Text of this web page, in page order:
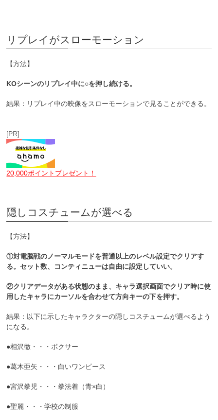
リプレイがスローモーション
【方法】
KOシーンのリプレイ中に○を押し続ける。
結果：リプレイ中の映像をスローモーションで見ることができる。
[PR]
20,000ポイントプレゼント！
隠しコスチュームが選べる
【方法】
①対電脳戦のノーマルモードを普通以上のレベル設定でクリアす
る。セット数、コンティニューは自由に設定していい。
②クリアデータがある状態のまま、キャラ選択画面でクリア時に使
用したキャラにカーソルを合わせて方向キーの下を押す。
結果：以下に示したキャラクターの隠しコスチュームが選べるよう
になる。
●相沢徹・・・ボクサー
●葛木亜矢・・・白いワンピース
●宮沢拳児・・・拳法着（青×白）
●聖麗・・・学校の制服